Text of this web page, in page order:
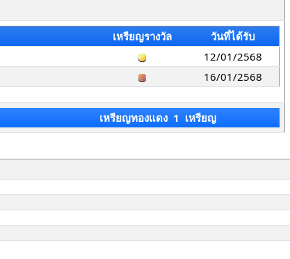
เหรียญรางวัล
วันที่ได้รับ
12/01/2568
16/01/2568
เหรียญทองแดง 1 เหรียญ